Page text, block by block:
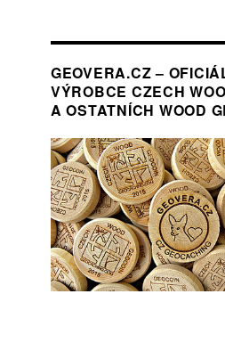
GEOVERA.CZ –
VÝROBCE CZECH
A OSTATNÍCH WOOD